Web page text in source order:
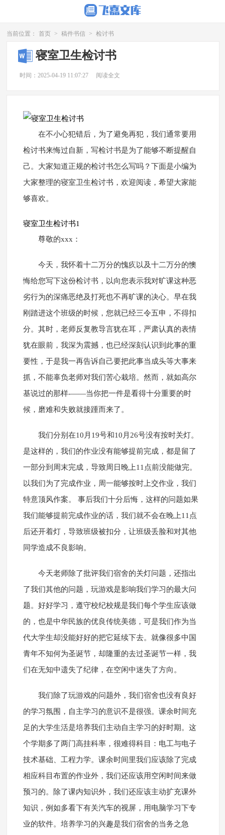
当前位置： 首页 > 稿件书信 > 检讨书
寝室卫生检讨书
时间：2025-04-19 11:07:27 阅读全文
在不小心犯错后，为了避免再犯，我们通常要用
检讨书来悔过自新，写检讨书是为了能够不断提醒自
己。大家知道正规的检讨书怎么写吗？下面是小编为
大家整理的寝室卫生检讨书，欢迎阅读，希望大家能
够喜欢。
寝室卫生检讨书1
尊敬的xxx：
今天，我怀着十二万分的愧疚以及十二万分的懊
悔给您写下这份检讨书，以向您表示我对旷课这种恶
劣行为的深痛恶绝及打死也不再旷课的决心。早在我
刚踏进这个班级的时候，您就已经三令五申，不得扣
分。其时，老师反复教导言犹在耳，严肃认真的表情
犹在眼前，我深为震撼，也已经深刻认识到此事的重
要性，于是我一再告诉自己要把此事当成头等大事来
抓，不能辜负老师对我们苦心栽培。然而，就如高尔
基说过的那样-——当你把一件是看得十分重要的时
候，磨难和失败就接踵而来了。
我们分别在10月19号和10月26号没有按时关灯。
是这样的，我们的作业没有能够提前完成，都是留了
一部分到周末完成，导致周日晚上11点前没能做完。
以我们为了完成作业，周一能够按时上交作业，我们
特意顶风作案。 事后我们十分后悔，这样的问题如果
我们能够提前完成作业的话，我们就不会在晚上11点
后还开着灯，导致班级被扣分，让班级丢脸和对其他
同学造成不良影响。
今天老师除了批评我们宿舍的关灯问题，还指出
了我们其他的问题，玩游戏是影响我们学习的最大问
题。好好学习，遵守校纪校规是我们每个学生应该做
的，也是中华民族的优良传统美德，可是我们作为当
代大学生却没能好好的把它延续下去。就像很多中国
青年不知何为圣诞节，却隆重的去过圣诞节一样，我
们在无知中遗失了纪律，在空闲中迷失了方向。
我们除了玩游戏的问题外，我们宿舍也没有良好
的学习氛围，自主学习的意识不是很强。课余时间充
足的大学生活是培养我们主动自主学习的好时期。这
个学期多了两门高挂科率，很难得科目：电工与电子
技术基础、工程力学。课余时间里我们应该除了完成
相应科目布置的作业外，我们还应该用空闲时间来做
预习的。除了课内知识外，我们还应该主动扩充课外
知识，例如多看下有关汽车的视屏，用电脑学习下专
业的软件。培养学习的兴趣是我们宿舍的当务之急